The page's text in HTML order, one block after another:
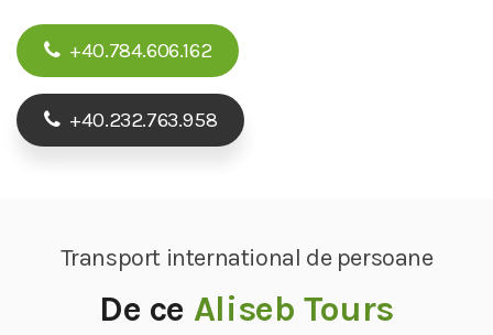
+40.784.606.162
+40.232.763.958
Transport international de persoane
De ce Aliseb Tours